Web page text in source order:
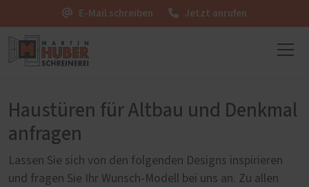
E-Mail schreiben Jetzt anrufen
Haustüren für Altbau und Denkmal
anfragen
Lassen Sie sich von den folgenden Designs inspirieren
und fragen Sie Ihr Wunsch-Modell bei uns an. Zu allen